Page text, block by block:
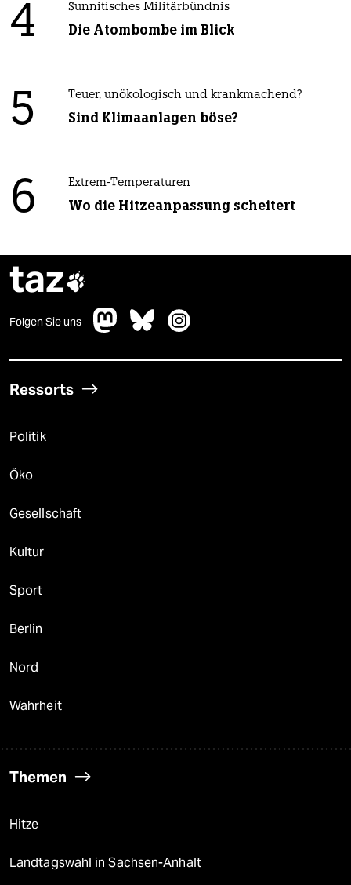
4 Sunnitisches Militärbündnis
Die Atombombe im Blick
5 Teuer, unökologisch und krankmachend?
Sind Klimaanlagen böse?
6 Extrem-Temperaturen
Wo die Hitzeanpassung scheitert
taz
Folgen Sie uns
Ressorts
Politik
Öko
Gesellschaft
Kultur
Sport
Berlin
Nord
Wahrheit
Themen
Hitze
Landtagswahl in Sachsen-Anhalt